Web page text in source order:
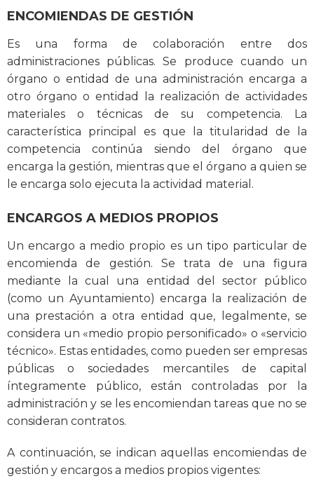
ENCOMIENDAS DE GESTIÓN
Es una forma de colaboración entre dos
administraciones públicas. Se produce cuando un
órgano o entidad de una administración encarga a
otro órgano o entidad la realización de actividades
materiales o técnicas de su competencia. La
característica principal es que la titularidad de la
competencia continúa siendo del órgano que
encarga la gestión, mientras que el órgano a quien se
le encarga solo ejecuta la actividad material.
ENCARGOS A MEDIOS PROPIOS
Un encargo a medio propio es un tipo particular de
encomienda de gestión. Se trata de una figura
mediante la cual una entidad del sector público
(como un Ayuntamiento) encarga la realización de
una prestación a otra entidad que, legalmente, se
considera un «medio propio personificado» o «servicio
técnico». Estas entidades, como pueden ser empresas
públicas o sociedades mercantiles de capital
íntegramente público, están controladas por la
administración y se les encomiendan tareas que no se
consideran contratos.
A continuación, se indican aquellas encomiendas de
gestión y encargos a medios propios vigentes: